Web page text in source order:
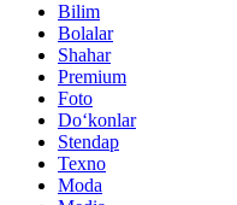
Bilim
Bolalar
Shahar
Premium
Foto
Do‘konlar
Stendap
Texno
Moda